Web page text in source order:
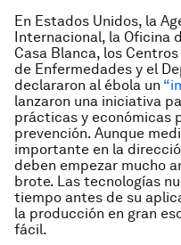
En Estados Unidos, la
Internacional, la Oficina
Casa Blanca, los
de Enfermedades y el
declararon al ébola un
lanzaron una iniciativa
prácticas y económicas
prevención. Aunque
importante en la
deben empezar mucho
brote. Las tecnologías
tiempo antes de su
la producción en gran
fácil.